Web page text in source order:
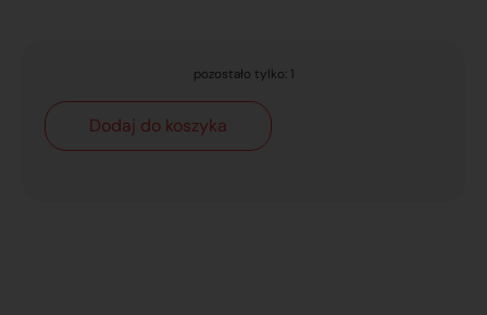
pozostało tylko: 1
Dodaj do koszyka